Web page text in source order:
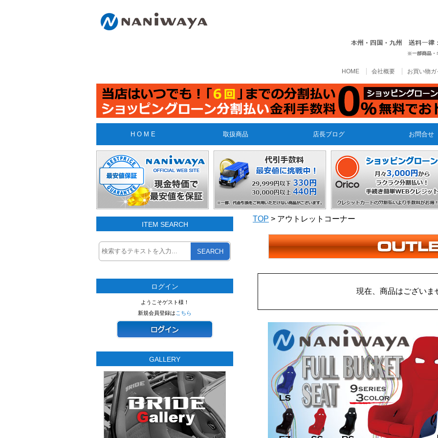
HOME 会社概要 お買い物ガ
H O M E 取扱商品 店長ブログ お問合せ
ITEM SEARCH
SEARCH
ログイン
ようこそゲスト様！
新規会員登録は こちら
GALLERY
TOP > アウトレットコーナー
現在、商品はございま